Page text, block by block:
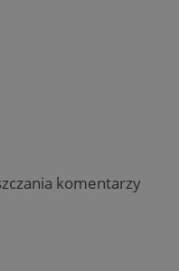
komentarzy